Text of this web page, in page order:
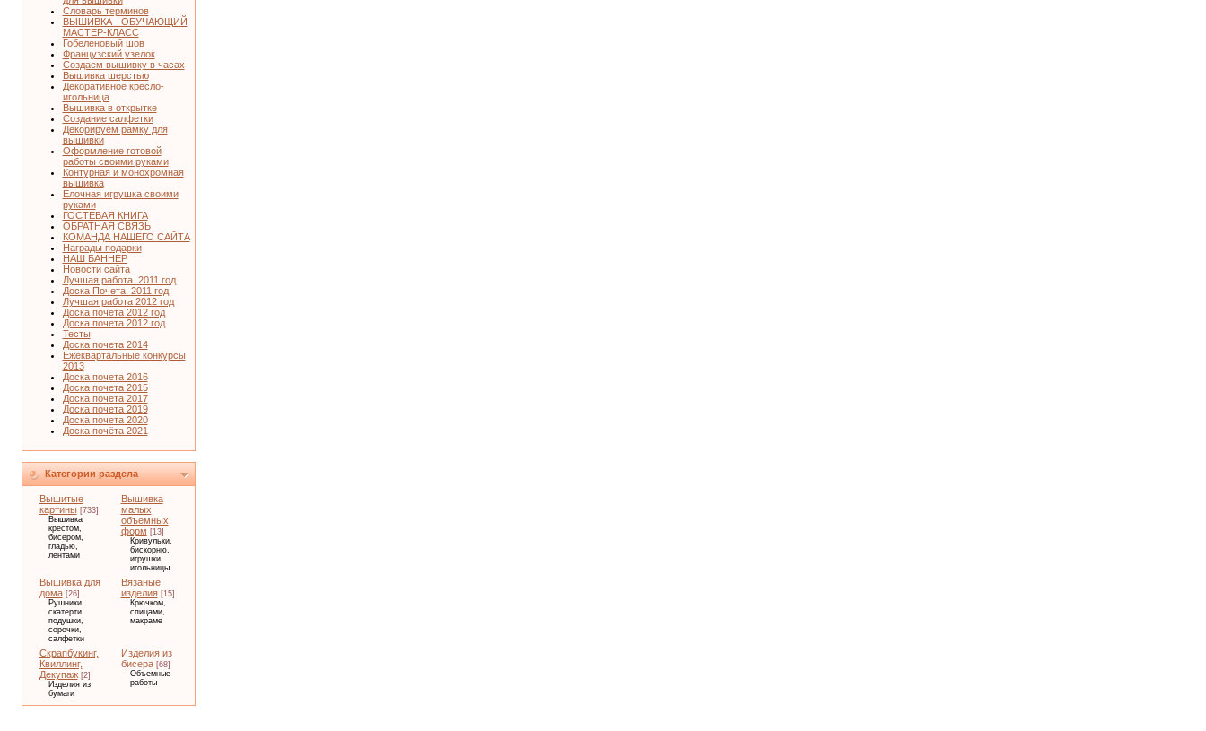
Словарь терминов
ВЫШИВКА - ОБУЧАЮЩИЙ
МАСТЕР-КЛАСС
Гобеленовый шов
Французский узелок
Создаем вышивку в часах
Вышивка шерстью
Декоративное кресло-
игольница
Вышивка в открытке
Создание салфетки
Декорируем рамку для
вышивки
Оформление готовой
работы своими руками
Контурная и монохромная
вышивка
Елочная игрушка своими
руками
ГОСТЕВАЯ КНИГА
ОБРАТНАЯ СВЯЗЬ
КОМАНДА НАШЕГО САЙТА
Награды подарки
НАШ БАННЕР
Новости сайта
Лучшая работа. 2011 год
Доска Почета. 2011 год
Лучшая работа 2012 год
Доска почета 2012 год
Доска почета 2012 год
Тесты
Доска почета 2014
Ежеквартальные конкурсы
2013
Доска почета 2016
Доска почета 2015
Доска почета 2017
Доска почета 2019
Доска почета 2020
Доска почёта 2021
Категории раздела
Вышитые
картины [733]
Вышивка
крестом,
бисером,
гладью,
лентами
Вышивка
малых
объемных
форм [13]
Кривульки,
бискорню,
игрушки,
игольницы
Вышивка для
дома [26]
Рушники,
скатерти,
подушки,
сорочки,
салфетки
Вязаные
изделия [15]
Крючком,
спицами,
макраме
Скрапбукинг,
Квиллинг,
Декупаж [2]
Изделия из
бумаги
Изделия из
бисера [68]
Объемные
работы